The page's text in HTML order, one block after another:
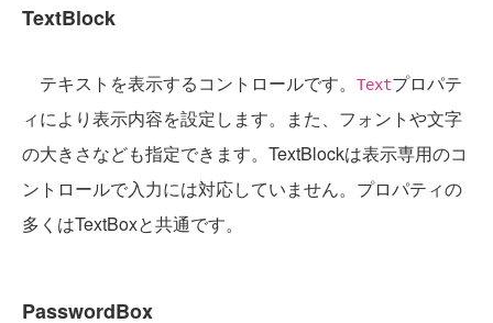
TextBlock
テキストを表示するコントロールです。 Textプロパテ
ィにより表示内容を設定します。また、フォントや文字
の大きさなども指定できます。TextBlockは表示専用のコ
ントロールで入力には対応していません。プロパティの
多くはTextBoxと共通です。
PasswordBox